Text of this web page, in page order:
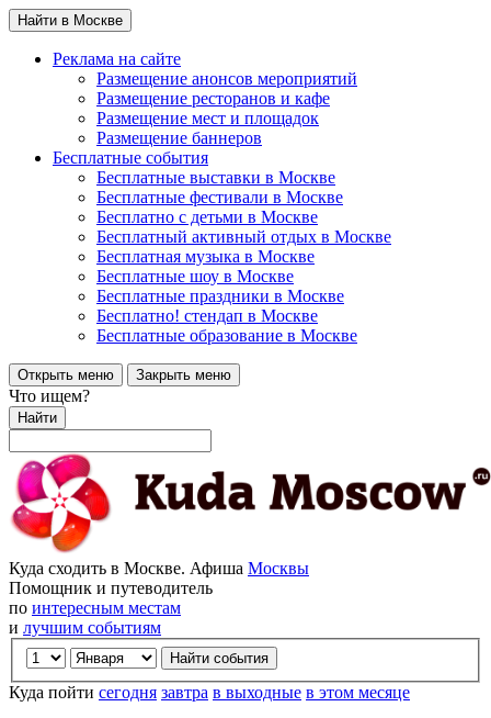
Найти в Москве
Реклама на сайте
Размещение анонсов мероприятий
Размещение ресторанов и кафе
Размещение мест и площадок
Размещение баннеров
Бесплатные события
Бесплатные выставки в Москве
Бесплатные фестивали в Москве
Бесплатно с детьми в Москве
Бесплатный активный отдых в Москве
Бесплатная музыка в Москве
Бесплатные шоу в Москве
Бесплатные праздники в Москве
Бесплатно! стендап в Москве
Бесплатные образование в Москве
Открыть меню Закрыть меню
Что ищем?
Найти
Куда сходить в Москве. Афиша Москвы
Помощник и путеводитель
по интересным местам
и лучшим событиям
Куда пойти сегодня завтра в выходные в этом месяце